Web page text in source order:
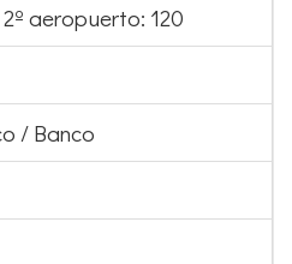
aeropuerto: 120
/ Banco